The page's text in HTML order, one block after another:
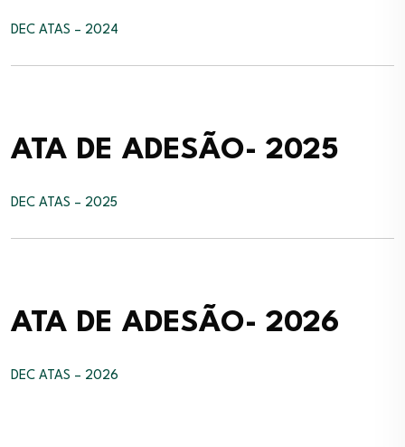
DEC ATAS – 2024
ATA DE ADESÃO- 2025
DEC ATAS – 2025
ATA DE ADESÃO- 2026
DEC ATAS – 2026